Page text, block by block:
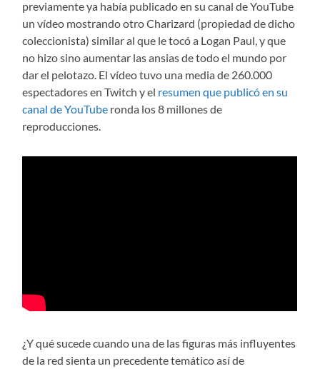
previamente ya había publicado en su canal de YouTube
un vídeo mostrando otro Charizard (propiedad de dicho
coleccionista) similar al que le tocó a Logan Paul, y que
no hizo sino aumentar las ansias de todo el mundo por
dar el pelotazo. El vídeo tuvo una media de 260.000
espectadores en Twitch y el resumen que publicó en su
canal de YouTube ronda los 8 millones de
reproducciones.
¿Y qué sucede cuando una de las figuras más influyentes
de la red sienta un precedente temático así de